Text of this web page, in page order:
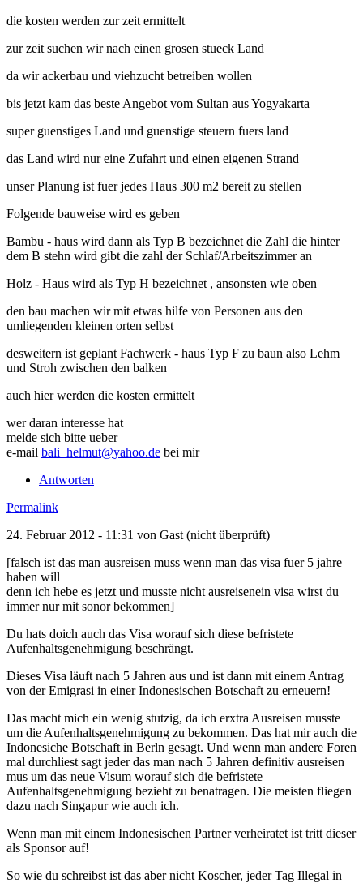
die kosten werden zur zeit ermittelt
zur zeit suchen wir nach einen grosen stueck Land
da wir ackerbau und viehzucht betreiben wollen
bis jetzt kam das beste Angebot vom Sultan aus Yogyakarta
super guenstiges Land und guenstige steuern fuers land
das Land wird nur eine Zufahrt und einen eigenen Strand
unser Planung ist fuer jedes Haus 300 m2 bereit zu stellen
Folgende bauweise wird es geben
Bambu - haus wird dann als Typ B bezeichnet die Zahl die hinter
dem B stehn wird gibt die zahl der Schlaf/Arbeitszimmer an
Holz - Haus wird als Typ H bezeichnet , ansonsten wie oben
den bau machen wir mit etwas hilfe von Personen aus den
umliegenden kleinen orten selbst
desweitern ist geplant Fachwerk - haus Typ F zu baun also Lehm
und Stroh zwischen den balken
auch hier werden die kosten ermittelt
wer daran interesse hat
melde sich bitte ueber
e-mail bali_helmut@yahoo.de bei mir
Antworten
Permalink
24. Februar 2012 - 11:31 von Gast (nicht überprüft)
[falsch ist das man ausreisen muss wenn man das visa fuer 5 jahre
haben will
denn ich hebe es jetzt und musste nicht ausreisenein visa wirst du
immer nur mit sonor bekommen]
Du hats doich auch das Visa worauf sich diese befristete
Aufenhaltsgenehmigung beschrängt.
Dieses Visa läuft nach 5 Jahren aus und ist dann mit einem Antrag
von der Emigrasi in einer Indonesischen Botschaft zu erneuern!
Das macht mich ein wenig stutzig, da ich erxtra Ausreisen musste
um die Aufenhaltsgenehmigung zu bekommen. Das hat mir auch die
Indonesiche Botschaft in Berln gesagt. Und wenn man andere Foren
mal durchliest sagt jeder das man nach 5 Jahren definitiv ausreisen
mus um das neue Visum worauf sich die befristete
Aufenhaltsgenehmigung bezieht zu benatragen. Die meisten fliegen
dazu nach Singapur wie auch ich.
Wenn man mit einem Indonesischen Partner verheiratet ist tritt dieser
als Sponsor auf!
So wie du schreibst ist das aber nicht Koscher, jeder Tag Illegal in